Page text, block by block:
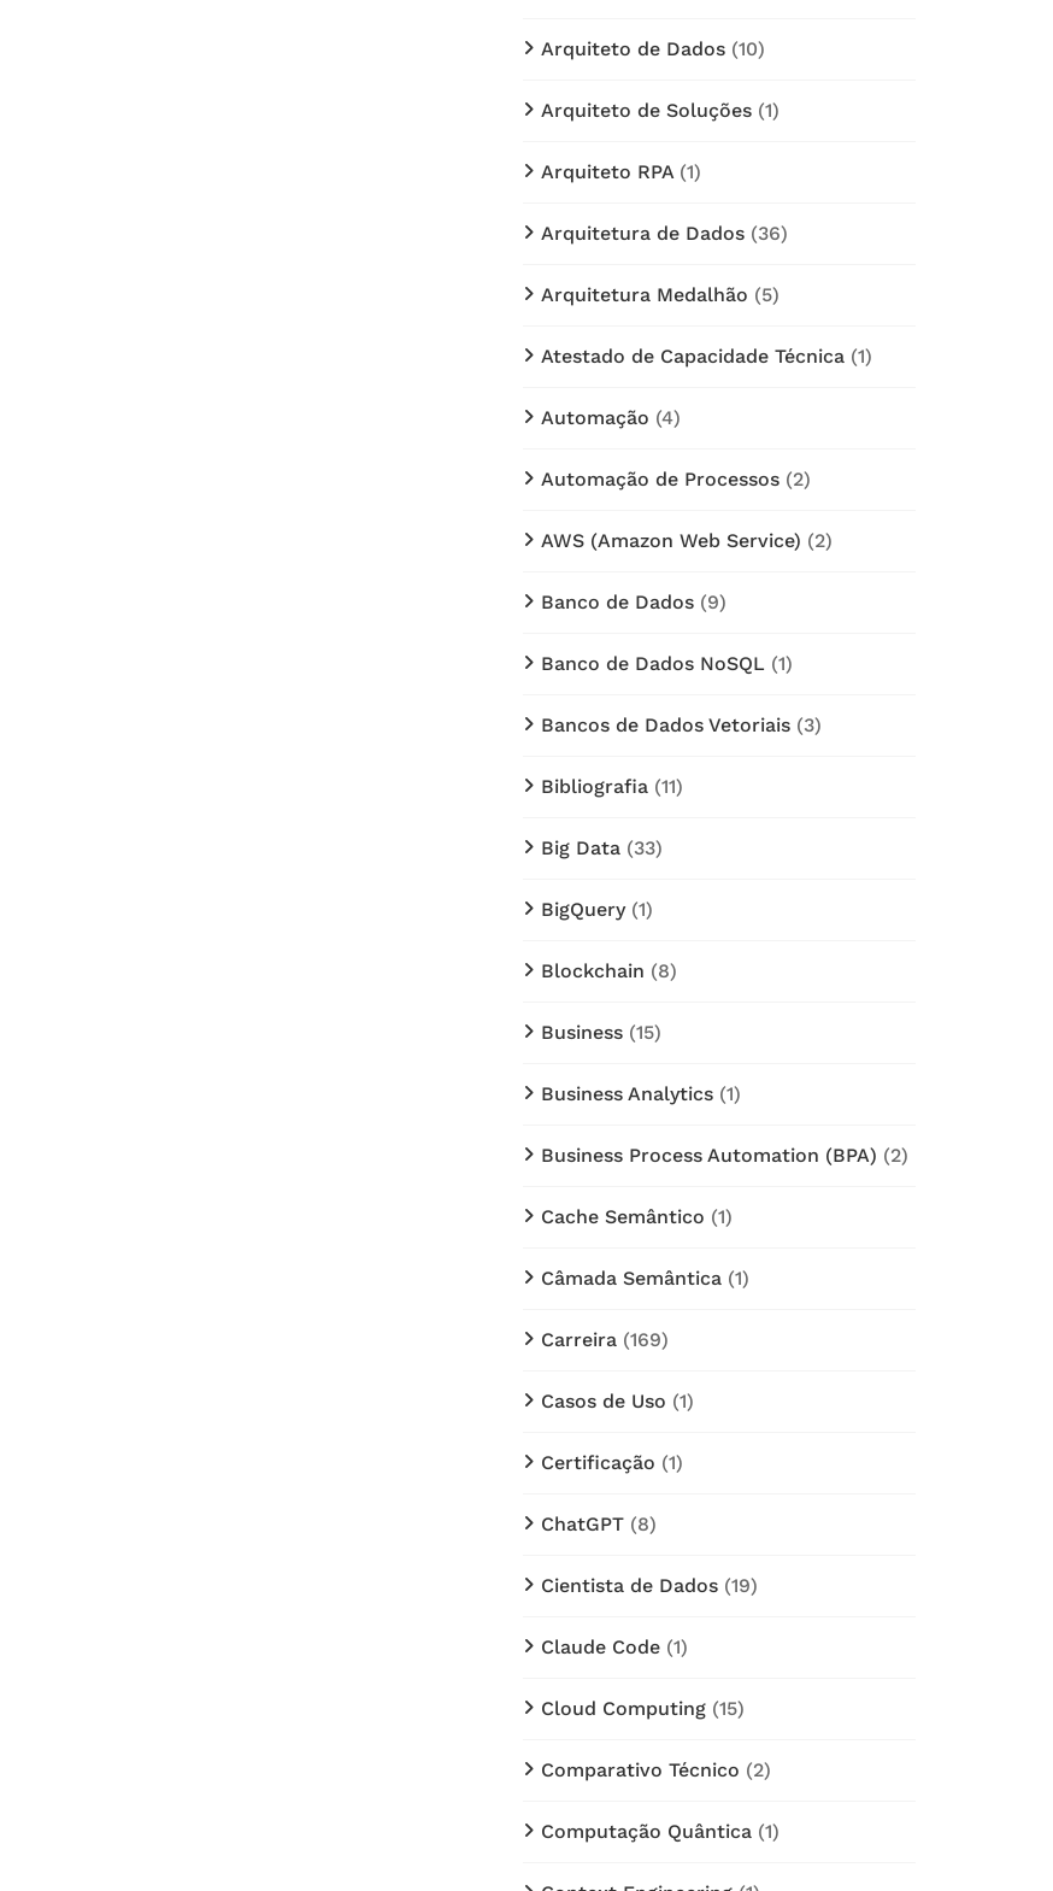
Arquiteto de Dados (10)
Arquiteto de Soluções (1)
Arquiteto RPA(1)
Arquitetura de Dados (36)
Arquitetura Medalhão (5)
Atestado de Capacidade Técnica (1)
Automação (4)
Automação de Processos (2)
AWS (Amazon Web Service) (2)
Banco de Dados (9)
Banco de Dados NoSQL (1)
Bancos de Dados Vetoriais (3)
Bibliografia (11)
Big Data (33)
BigQuery(1)
Blockchain (8)
Business (15)
Business Analytics (1)
Business Process Automation (BPA) (2)
Cache Semântico (1)
Câmada Semântica (1)
Carreira (169)
Casos de Uso (1)
Certificação (1)
ChatGPT (8)
Cientista de Dados (19)
Claude Code (1)
Cloud Computing (15)
Comparativo Técnico (2)
Computação Quântica (1)